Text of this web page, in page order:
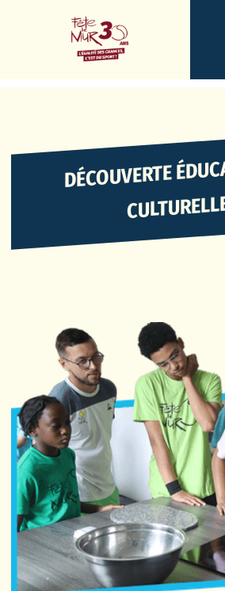
DÉCOUVERTE